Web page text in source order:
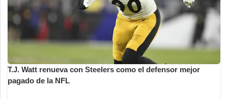
T.J. Watt renueva con Steelers como el defensor mejor
pagado de la NFL